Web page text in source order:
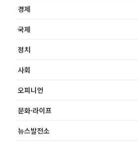
경제
국제
정치
사회
오피니언
문화·라이프
뉴스발전소